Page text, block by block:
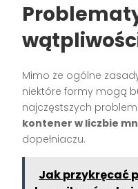
Mimo że ogólne
niektóre formy mogą
najczęstszych
kontener w liczbie
dopełniaczu.
Jak przykręcać